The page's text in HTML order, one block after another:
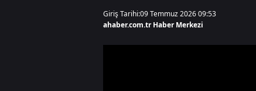
Giriş Tarihi:09 Temmuz 2026 09:53
ahaber.com.tr Haber Merkezi